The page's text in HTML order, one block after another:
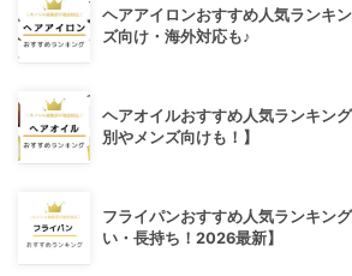
ヘアアイロンおすすめ人気ランキ
ズ向け・海外対応も♪
ヘアオイルおすすめ人気ランキン
別やメンズ向けも！】
フライパンおすすめ人気ランキン
い・長持ち！2026最新】